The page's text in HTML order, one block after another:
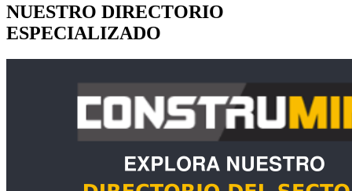
NUESTRO DIRECTORIO
ESPECIALIZADO